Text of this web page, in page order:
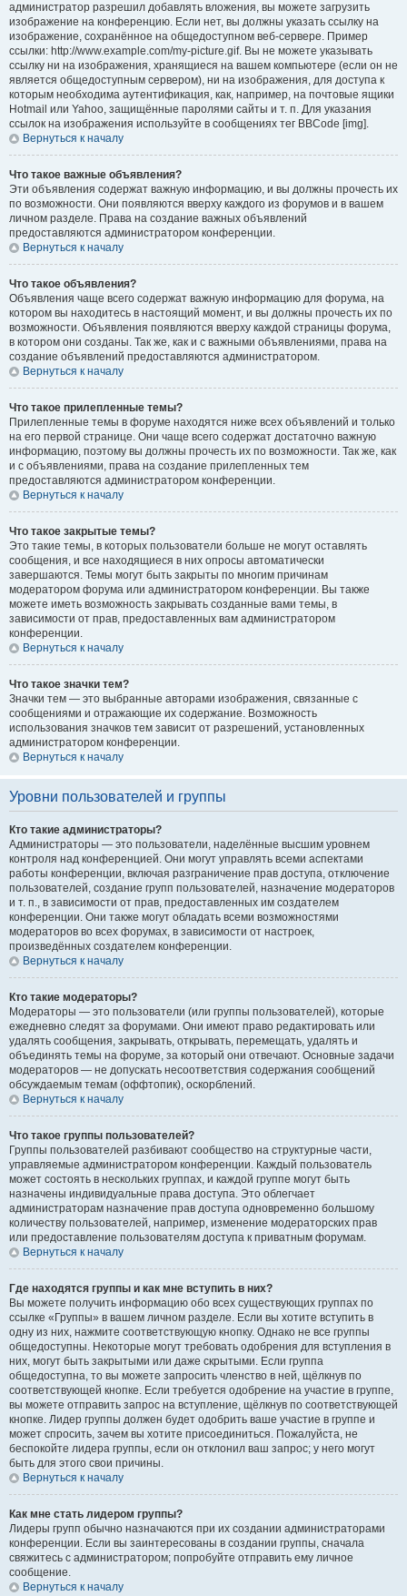
администратор разрешил добавлять вложения, вы можете загрузить
изображение на конференцию. Если нет, вы должны указать ссылку на
изображение, сохранённое на общедоступном веб-сервере. Пример
ссылки: http://www.example.com/my-picture.gif. Вы не можете указывать
ссылку ни на изображения, хранящиеся на вашем компьютере (если он не
является общедоступным сервером), ни на изображения, для доступа к
которым необходима аутентификация, как, например, на почтовые ящики
Hotmail или Yahoo, защищённые паролями сайты и т. п. Для указания
ссылок на изображения используйте в сообщениях тег BBCode [img].
Вернуться к началу
Что такое важные объявления?
Эти объявления содержат важную информацию, и вы должны прочесть их
по возможности. Они появляются вверху каждого из форумов и в вашем
личном разделе. Права на создание важных объявлений
предоставляются администратором конференции.
Вернуться к началу
Что такое объявления?
Объявления чаще всего содержат важную информацию для форума, на
котором вы находитесь в настоящий момент, и вы должны прочесть их по
возможности. Объявления появляются вверху каждой страницы форума,
в котором они созданы. Так же, как и с важными объявлениями, права на
создание объявлений предоставляются администратором.
Вернуться к началу
Что такое прилепленные темы?
Прилепленные темы в форуме находятся ниже всех объявлений и только
на его первой странице. Они чаще всего содержат достаточно важную
информацию, поэтому вы должны прочесть их по возможности. Так же, как
и с объявлениями, права на создание прилепленных тем
предоставляются администратором конференции.
Вернуться к началу
Что такое закрытые темы?
Это такие темы, в которых пользователи больше не могут оставлять
сообщения, и все находящиеся в них опросы автоматически
завершаются. Темы могут быть закрыты по многим причинам
модератором форума или администратором конференции. Вы также
можете иметь возможность закрывать созданные вами темы, в
зависимости от прав, предоставленных вам администратором
конференции.
Вернуться к началу
Что такое значки тем?
Значки тем — это выбранные авторами изображения, связанные с
сообщениями и отражающие их содержание. Возможность
использования значков тем зависит от разрешений, установленных
администратором конференции.
Вернуться к началу
Уровни пользователей и группы
Кто такие администраторы?
Администраторы — это пользователи, наделённые высшим уровнем
контроля над конференцией. Они могут управлять всеми аспектами
работы конференции, включая разграничение прав доступа, отключение
пользователей, создание групп пользователей, назначение модераторов
и т. п., в зависимости от прав, предоставленных им создателем
конференции. Они также могут обладать всеми возможностями
модераторов во всех форумах, в зависимости от настроек,
произведённых создателем конференции.
Вернуться к началу
Кто такие модераторы?
Модераторы — это пользователи (или группы пользователей), которые
ежедневно следят за форумами. Они имеют право редактировать или
удалять сообщения, закрывать, открывать, перемещать, удалять и
объединять темы на форуме, за который они отвечают. Основные задачи
модераторов — не допускать несоответствия содержания сообщений
обсуждаемым темам (оффтопик), оскорблений.
Вернуться к началу
Что такое группы пользователей?
Группы пользователей разбивают сообщество на структурные части,
управляемые администратором конференции. Каждый пользователь
может состоять в нескольких группах, и каждой группе могут быть
назначены индивидуальные права доступа. Это облегчает
администраторам назначение прав доступа одновременно большому
количеству пользователей, например, изменение модераторских прав
или предоставление пользователям доступа к приватным форумам.
Вернуться к началу
Где находятся группы и как мне вступить в них?
Вы можете получить информацию обо всех существующих группах по
ссылке «Группы» в вашем личном разделе. Если вы хотите вступить в
одну из них, нажмите соответствующую кнопку. Однако не все группы
общедоступны. Некоторые могут требовать одобрения для вступления в
них, могут быть закрытыми или даже скрытыми. Если группа
общедоступна, то вы можете запросить членство в ней, щёлкнув по
соответствующей кнопке. Если требуется одобрение на участие в группе,
вы можете отправить запрос на вступление, щёлкнув по соответствующей
кнопке. Лидер группы должен будет одобрить ваше участие в группе и
может спросить, зачем вы хотите присоединиться. Пожалуйста, не
беспокойте лидера группы, если он отклонил ваш запрос; у него могут
быть для этого свои причины.
Вернуться к началу
Как мне стать лидером группы?
Лидеры групп обычно назначаются при их создании администраторами
конференции. Если вы заинтересованы в создании группы, сначала
свяжитесь с администратором; попробуйте отправить ему личное
сообщение.
Вернуться к началу